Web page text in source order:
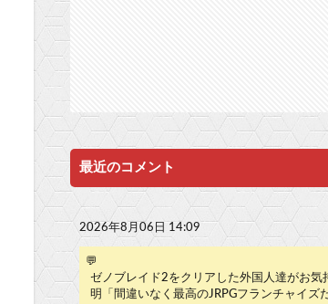
最近のコメント
2026年8月06日 14:09
💬
ゼノブレイド2をクリアした外国人達がお気
明「間違いなく最高のJRPGフランチャイズ